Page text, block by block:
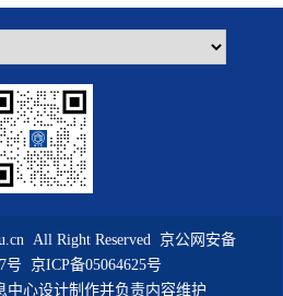
All Right Reserved 京公网安备
号
京ICP备05064625号
中心设计制作并负责内容维护